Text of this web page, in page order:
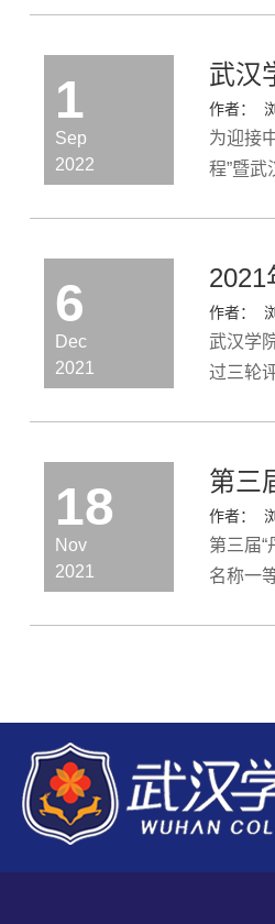
1
Sep
2022
武汉
作者：
为迎接
程”暨武
6
Dec
2021
2021
作者：
武汉学
过三轮
18
Nov
2021
第三
作者：
第三届
名称一